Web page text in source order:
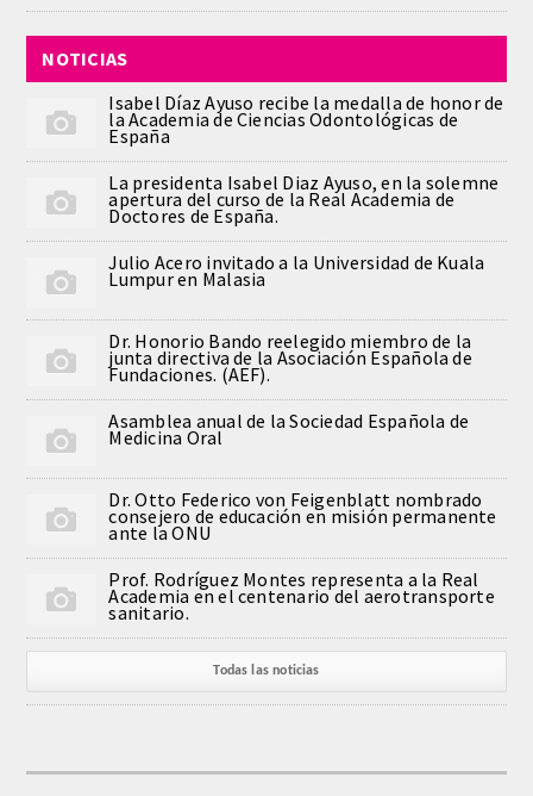
MONOGRAFÍAS
NEWSLETTER EXTRAORDINARIA
CONVENIOS
Comunicación
Noticias
Notas de prensa
CONTACTO
NOTICIAS
Isabel Díaz Ayuso recibe la medalla de honor de
la Academia de Ciencias Odontológicas de
España
La presidenta Isabel Diaz Ayuso, en la solemne
apertura del curso de la Real Academia de
Doctores de España.
Julio Acero invitado a la Universidad de Kuala
Lumpur en Malasia
Dr. Honorio Bando reelegido miembro de la
junta directiva de la Asociación Española de
Fundaciones. (AEF).
Asamblea anual de la Sociedad Española de
Medicina Oral
Dr. Otto Federico von Feigenblatt nombrado
consejero de educación en misión permanente
ante la ONU
Prof. Rodríguez Montes representa a la Real
Academia en el centenario del aerotransporte
sanitario.
Todas las noticias